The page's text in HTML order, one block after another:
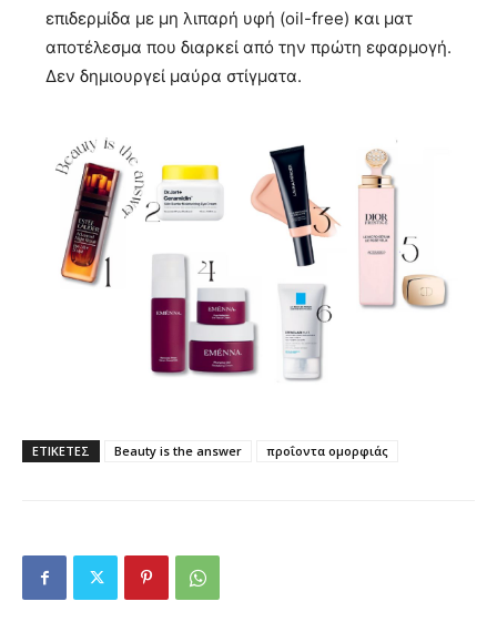
επιδερμίδα με μη λιπαρή υφή (oil-free) και ματ
αποτέλεσμα που διαρκεί από την πρώτη εφαρμογή.
Δεν δημιουργεί μαύρα στίγματα.
ΕΤΙΚΕΤΕΣ Beauty is the answer προΐοντα ομορφιάς